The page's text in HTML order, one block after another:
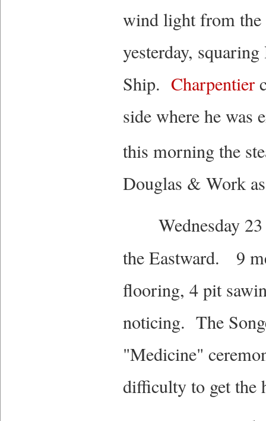
wind light from the
yesterday,
Ship. Charpentier
side where he was
this morning the
Douglas & Work
Wednesday 23
the Eastward. 9
flooring, 4 pit
noticing. The
"Medicine"
difficulty to get the